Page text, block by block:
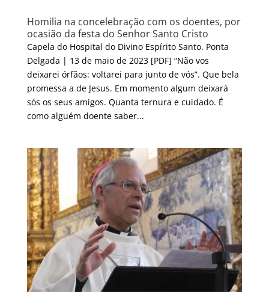
Homilia na concelebração com os doentes, por
ocasião da festa do Senhor Santo Cristo
Capela do Hospital do Divino Espírito Santo. Ponta
Delgada | 13 de maio de 2023 [PDF] “Não vos
deixarei órfãos: voltarei para junto de vós”. Que bela
promessa a de Jesus. Em momento algum deixará
sós os seus amigos. Quanta ternura e cuidado. É
como alguém doente saber...